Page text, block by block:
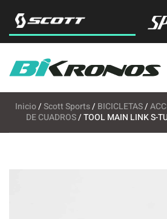
Inicio/Scott Sports/ BICICLETAS/
DE CUADROS/ TOOL MAIN LINK S-